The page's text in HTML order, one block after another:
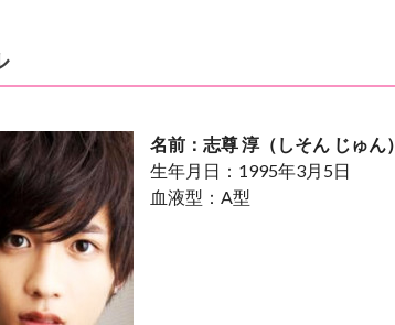
名前：志尊 淳（しそん じゅん）
生年月日：1995年3月5日
血液型：A型